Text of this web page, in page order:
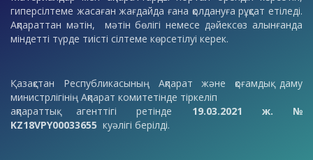
гиперсілтеме жасаған жағдайда ғана қолдануға рұқсат етіледі.
Ақпараттан мәтін, мәтін бөлігі немесе дәйексөз алынғанда
міндетті түрде тиісті сілтеме көрсетілуі керек.
Қазақстан Республикасының Ақпарат және қоғамдық даму
министрлігінің Ақпарат комитетінде тіркеліп
ақпараттық агенттігі ретінде 19.03.2021 ж. №
KZ18VPY00033655 куәлігі берілді.